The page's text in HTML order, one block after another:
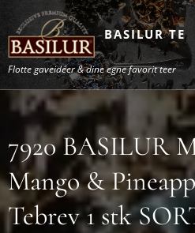
BASILUR TE
Flotte gaveidéer & dine egne favorit teer
7920 BASILUR
Mango &
Tebrev 1 stk